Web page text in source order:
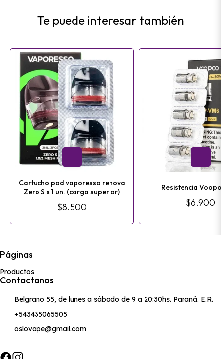
Te puede interesar también
Cartucho pod vaporesso renova
Zero S x 1 un. (carga superior)
$8.500
Resistencia
$6.900
Páginas
Productos
Contactanos
Belgrano 55, de lunes a sábado de 9 a 20:30hs. Paraná. E.R.
+543435065505
oslovape@gmail.com